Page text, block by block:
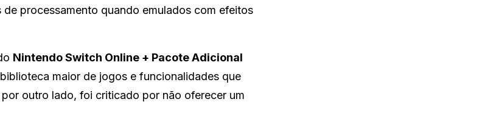
processamento quando emulados com efeitos
Nintendo Switch Online + Pacote Adicional
maior de jogos e funcionalidades que
outro lado, foi criticado por não oferecer um